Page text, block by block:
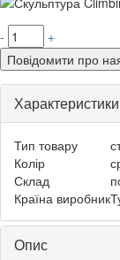
-
+
Повідомити про
Характеристики
Тип товару
Колір
Склад
Країна виробник
Опис